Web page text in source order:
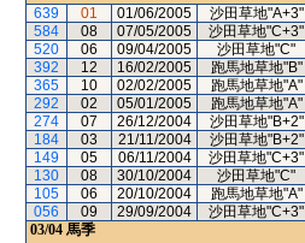
639
01 01/06/2005 沙田草地"A+3"
584
08 07/05/2005 沙田草地"C+3"
520
06 09/04/2005 沙田草地"C"
392
12 16/02/2005 跑馬地草地"B"
365
10 02/02/2005 跑馬地草地"A"
292
02 05/01/2005 跑馬地草地"A"
274
07 26/12/2004 沙田草地"B+2"
184
03 21/11/2004 沙田草地"B+2"
149
05 06/11/2004 沙田草地"C+3"
130
08 30/10/2004 沙田草地"C"
105
06 20/10/2004 跑馬地草地"A"
056
09 29/09/2004 沙田草地"C+3"
03/04 馬季